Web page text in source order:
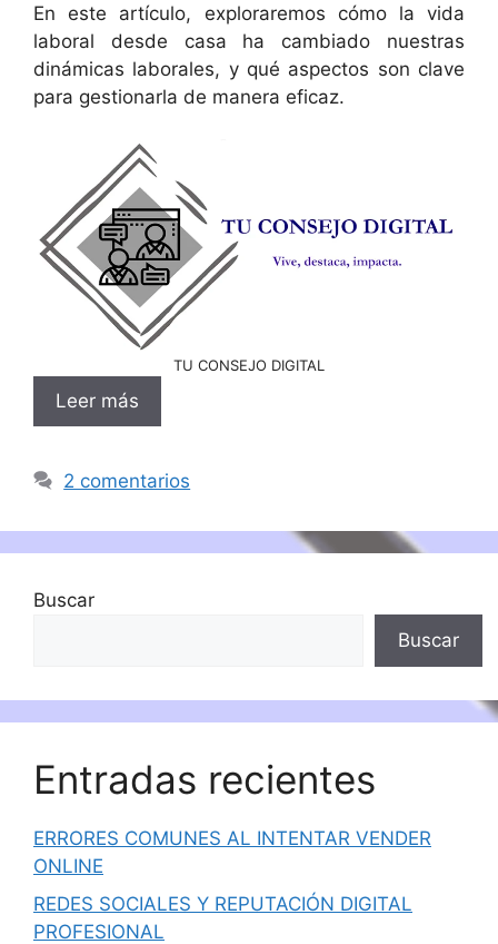
En este artículo, exploraremos cómo la vida
laboral desde casa ha cambiado nuestras
dinámicas laborales, y qué aspectos son clave
para gestionarla de manera eficaz.
TU CONSEJO DIGITAL
Leer más
2 comentarios
Buscar
Buscar
Entradas recientes
ERRORES COMUNES AL INTENTAR VENDER
ONLINE
REDES SOCIALES Y REPUTACIÓN DIGITAL
PROFESIONAL